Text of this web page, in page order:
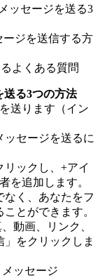
ッセージを送る3
ージを送信する方
よくある質問
送る3つの方法
送ります（イン
ッセージを送るに
リックし、+アイ
を追加します。
なく、あなたをフ
とができます。
動画、リンク、
をクリックしま